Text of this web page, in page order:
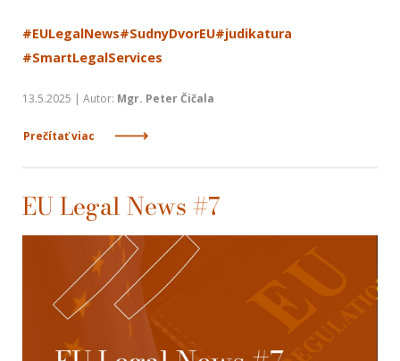
#EULegalNews#SudnyDvorEU#judikatura
#SmartLegalServices
13.5.2025 | Autor: Mgr. Peter Čičala
Prečítať viac
EU Legal News #7